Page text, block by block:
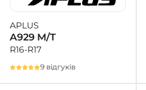
APLUS
A929 M/T
R16-R17
9 відгуків